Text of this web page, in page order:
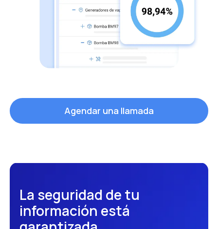
Agendar una llamada
La seguridad de tu
información está